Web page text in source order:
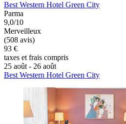
Best Western Hotel Green City
Parma
9,0/10
Merveilleux
(508 avis)
93 €
taxes et frais compris
25 août - 26 août
Best Western Hotel Green City